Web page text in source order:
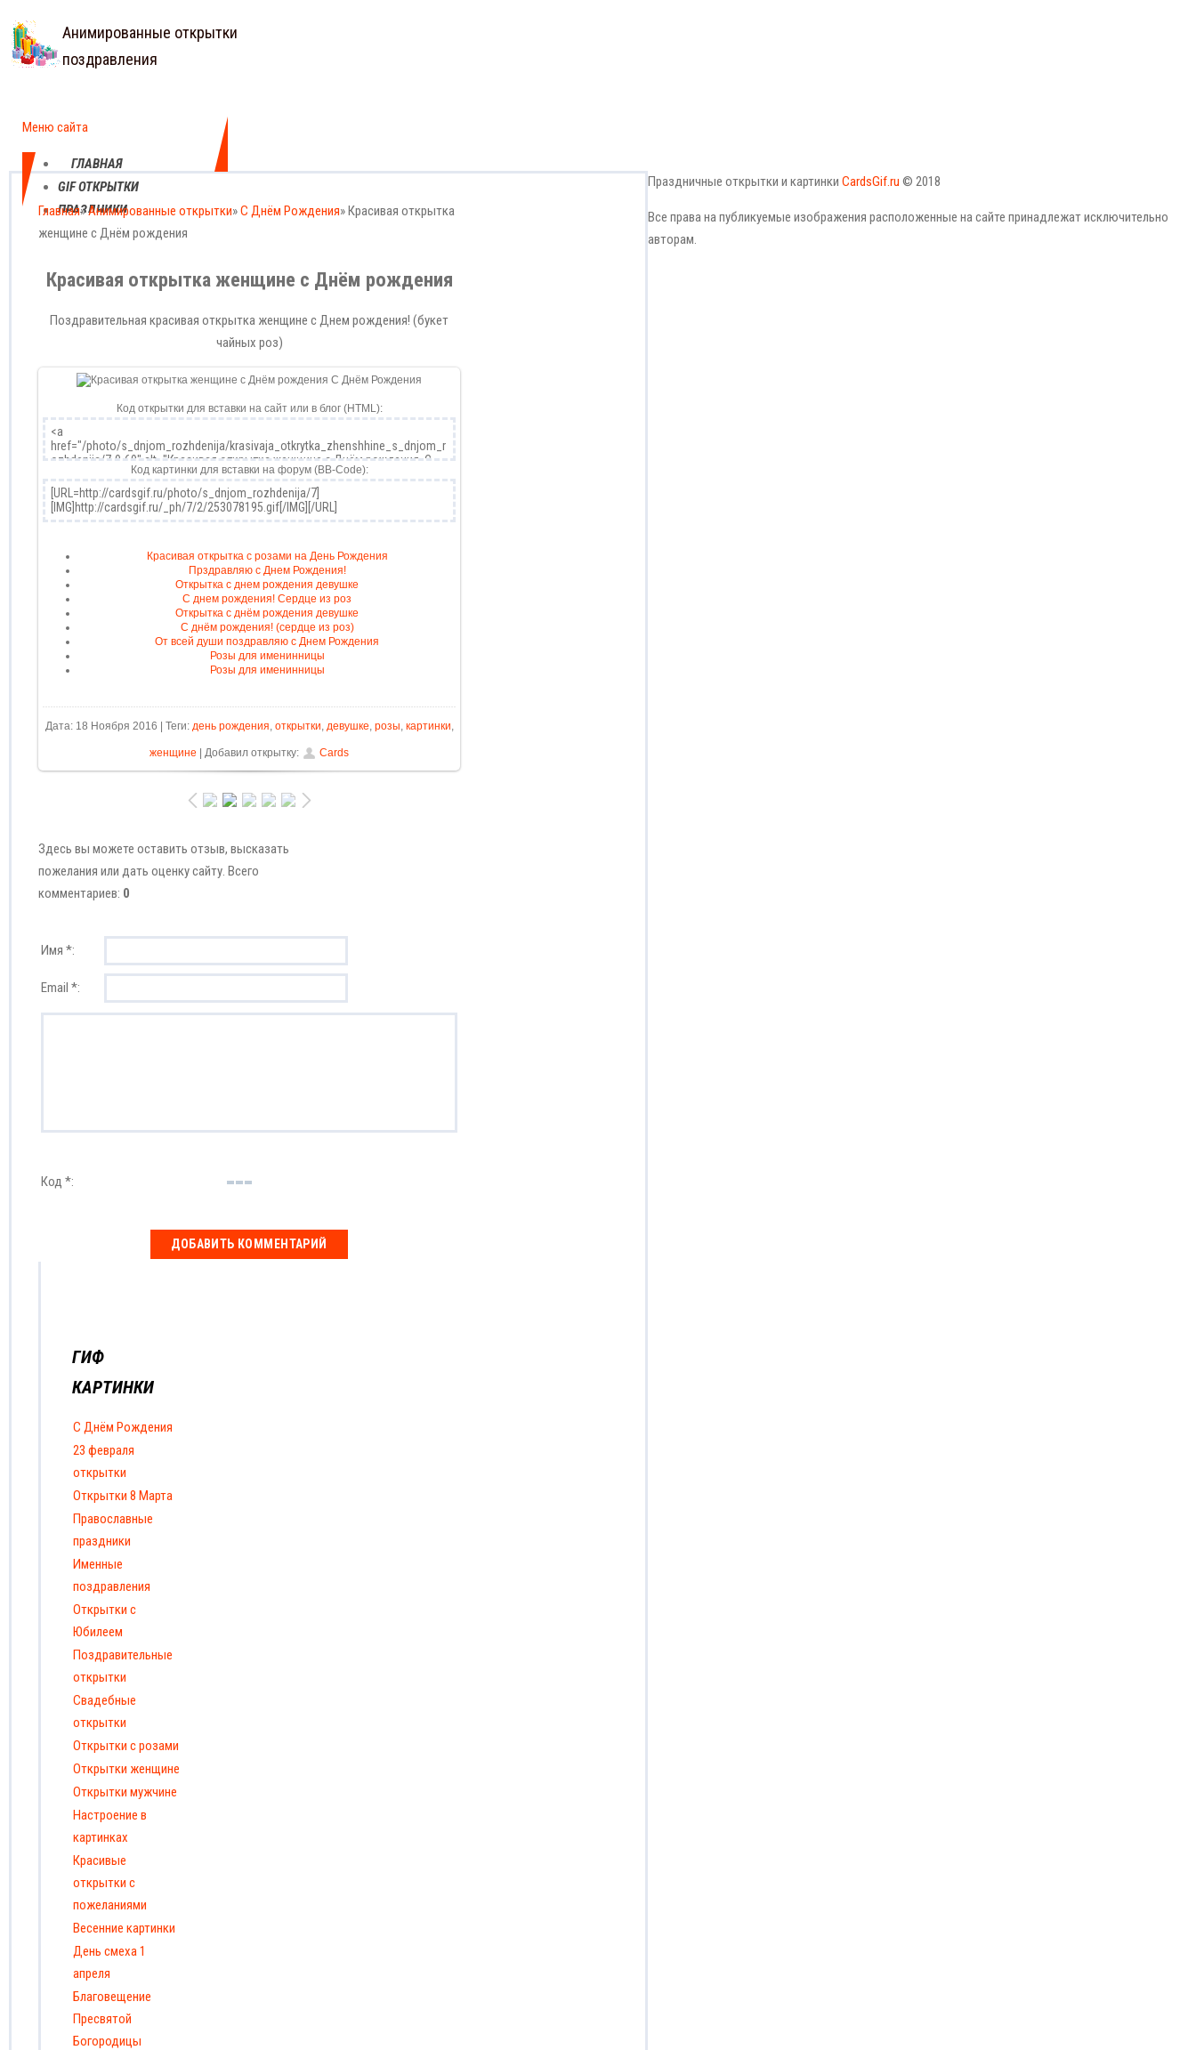
Анимированные открытки
поздравления
Меню сайта
ГЛАВНАЯ
GIF ОТКРЫТКИ
ПРАЗДНИКИ
ЕЖЕДНЕВНЫЕ
ПРОФЕССИОНАЛЬНЫЕ
Главная»Анимированные открытки»С Днём Рождения» Красивая открытка
женщине с Днём рождения
Красивая открытка женщине с Днём рождения
Поздравительная красивая открытка женщине с Днем рождения! (букет
чайных роз)
Код открытки для вставки на сайт или в блог (HTML):
Код картинки для вставки на форум (BB-Code):
Красивая открытка с розами на День Рождения
Прздравляю с Днем Рождения!
Открытка с днем рождения девушке
С днем рождения! Сердце из роз
Открытка с днём рождения девушке
С днём рождения! (сердце из роз)
От всей души поздравляю с Днем Рождения
Розы для именинницы
Розы для именинницы
Дата: 18 Ноября 2016 | Теги: день рождения, открытки, девушке, розы, картинки,
женщине | Добавил открытку: Cards
Здесь вы можете оставить отзыв, высказать
пожелания или дать оценку сайту. Всего
комментариев: 0
Имя *:
Email *:
Код *:
ГИФ
КАРТИНКИ
С Днём Рождения
23 февраля
открытки
Открытки 8 Марта
Православные
праздники
Именные
поздравления
Открытки с
Юбилеем
Поздравительные
открытки
Свадебные
открытки
Открытки с розами
Открытки женщине
Открытки мужчине
Настроение в
картинках
Красивые
открытки с
пожеланиями
Весенние картинки
День смеха 1
апреля
Благовещение
Пресвятой
Богородицы
Праздничные открытки и картинкиCardsGif.ru © 2018
Все права на публикуемые изображения расположенные на сайте принадлежат исключительно
авторам.